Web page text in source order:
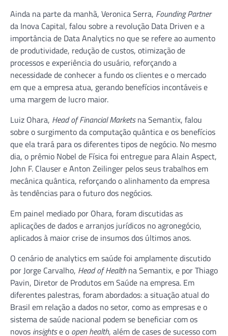
Ainda na parte da manhã, Veronica Serra, Founding Partner
da Inova Capital, falou sobre a revolução Data Driven e a
importância de Data Analytics no que se refere ao aumento
de produtividade, redução de custos, otimização de
processos e experiência do usuário, reforçando a
necessidade de conhecer a fundo os clientes e o mercado
em que a empresa atua, gerando benefícios incontáveis e
uma margem de lucro maior.
Luiz Ohara, Head of Financial Marketsna Semantix, falou
sobre o surgimento da computação quântica e os benefícios
que ela trará para os diferentes tipos de negócio. No mesmo
dia, o prêmio Nobel de Física foi entregue para Alain Aspect,
John F. Clauser e Anton Zeilinger pelos seus trabalhos em
mecânica quântica, reforçando o alinhamento da empresa
às tendências para o futuro dos negócios.
Em painel mediado por Ohara, foram discutidas as
aplicações de dados e arranjos jurídicos no agronegócio,
aplicados à maior crise de insumos dos últimos anos.
O cenário de analytics em saúde foi amplamente discutido
por Jorge Carvalho, Head of Healthna Semantix, e por Thiago
Pavin, Diretor de Produtos em Saúde na empresa. Em
diferentes palestras, foram abordados: a situação atual do
Brasil em relação a dados no setor, como as empresas e o
sistema de saúde nacional podem se beneficiar com os
novos insightse o open health, além de cases de sucesso com